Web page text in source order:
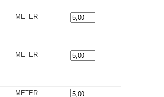
METER
METER
METER